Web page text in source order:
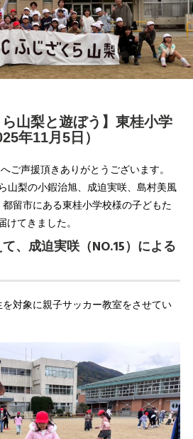
ら山梨と遊ぼう】東桂小学
年11月5日）
ご声援頂きありがとうございます。
山梨の小鍜治旭、成迫実咲、島村美風
留市にある東桂小学校様の子どもた
けてきました。
、成迫実咲（NO.15）による
対象に親子サッカー教室をさせてい